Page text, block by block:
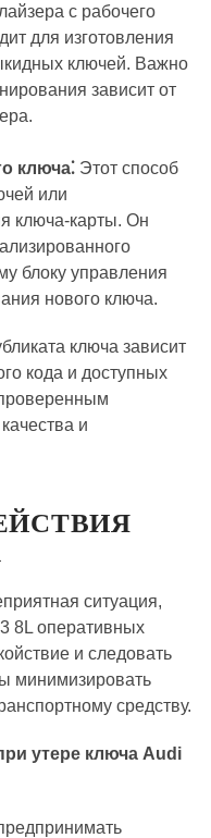
с рабочего
для изготовления
ключей. Важно
зависит от
ключа⁚ Этот способ
или
ключа-карты. Он
блоку управления
нового ключа.
ключа зависит
кода и доступных
и
ситуация,
8L оперативных
и следовать
минимизировать
средству.
утере ключа Audi